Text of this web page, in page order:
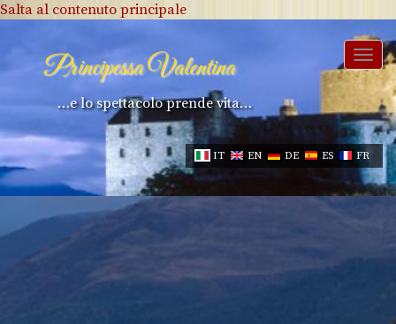
Salta al contenuto principale
Principessa Valentina
…e lo spettacolo prende vita…
IT EN DE ES FR